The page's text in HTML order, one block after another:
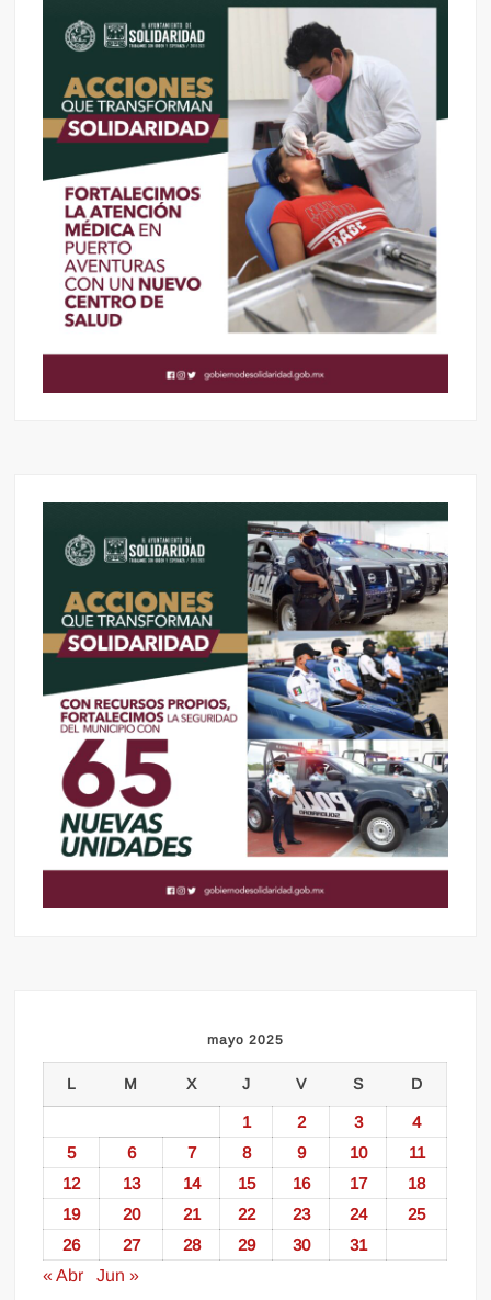
mayo 2025
L M X J V S D
1 2 3
4
5
6 7 8 9 10
11
12
13 14 15 16 17
18
19
20 21 22 23 24
25
26
27 28 29 30
31
« Abr
Jun »